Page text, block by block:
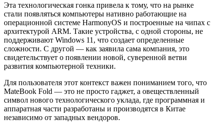
Эта технологическая гонка привела к тому, что на рынке
стали появляться компьютеры нативно работающие на
операционной системе HarmonyOS и построенные на чипах с
архитектурой ARM. Такие устройства, с одной стороны, не
поддерживают Windows 11, что создает определенные
сложности. С другой — как заявила сама компания, это
свидетельствует о появлении новой, суверенной ветви
развития компьютерной техники.
Для пользователя этот контекст важен пониманием того, что
MateBook Fold — это не просто гаджет, а овеществленный
символ нового технологического уклада, где программная и
аппаратная части разработаны и производятся в Китае
независимо от западных вендоров.